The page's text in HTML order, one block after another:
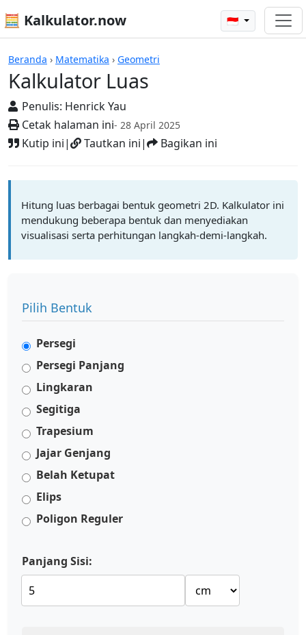
🧮 Kalkulator.now 🇮🇩
Beranda › Matematika › Geometri
Kalkulator Luas
Penulis: Henrick Yau
Cetak halaman ini- 28 April 2025
Kutip ini| Tautkan ini| Bagikan ini
Kalkulator-kalkulator
Hitung luas berbagai bentuk geometri 2D. Kalkulator ini
mendukung beberapa bentuk dan menyediakan
visualisasi serta perhitungan langkah-demi-langkah.
Pilih Bentuk
Persegi
Persegi Panjang
Lingkaran
Segitiga
Trapesium
Jajar Genjang
Belah Ketupat
Elips
Poligon Reguler
Panjang Sisi: